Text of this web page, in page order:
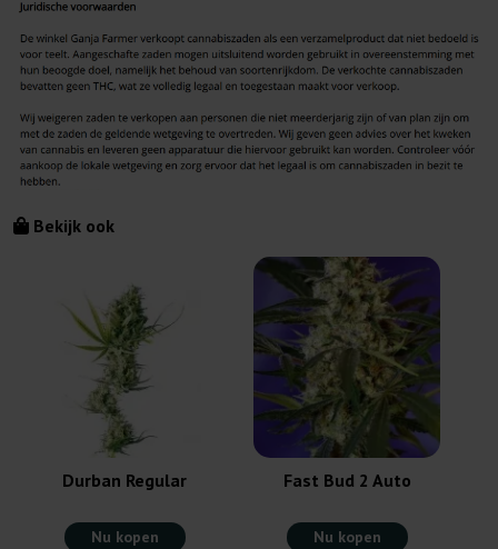
Bekijk ook
Durban Regular
Nu kopen
Fast Bud 2 Auto
Nu kopen